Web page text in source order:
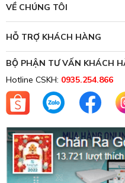
VỀ CHÚNG TÔI
HỖ TRỢ KHÁCH HÀNG
BỘ PHẬN TƯ VẤN KHÁCH
Hotline CSKH: 0935.254.866